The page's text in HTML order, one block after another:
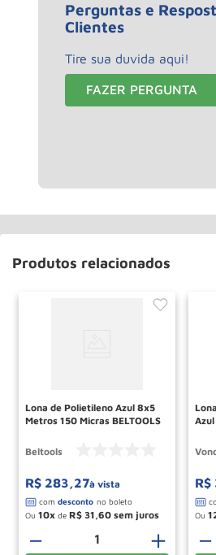
Perguntas e
Clientes
Tire sua duvida aqui!
FAZER PERGUNTA
Produtos relacionados
Lona de Polietileno Azul 8x5
Metros 150 Micras BELTOOLS
Beltools
R$ 283,27à vista
Ou 10 de R$ 31 60
＋
－
Azul
R$
Ou
－